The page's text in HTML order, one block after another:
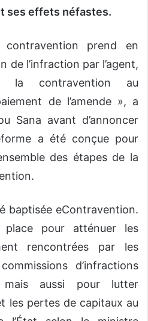
ses effets néfastes.
prend en
de l’infraction par l’agent,
la contravention au
de l’amende », a
Sana avant d’annoncer
a été conçue pour
des étapes de la
baptisée eContravention.
pour atténuer les
rencontrées par les
d’infractions
mais aussi pour lutter
les pertes de capitaux au